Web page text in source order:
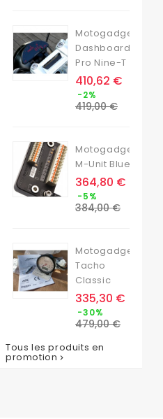
Motogadget
Dashboard
Pro Nine-T
Prix
410,62 €
-2%
de
419,00 €
Motogadget
M-Unit Blue
Prix
364,80 €
-5%
de
384,00 €
Motogadget
Tacho
Classic
Prix
335,30 €
-30%
de
479,00 €
Tous les produits en
promotion 